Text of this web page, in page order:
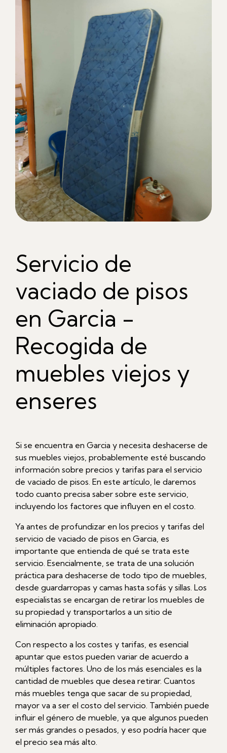
Servicio de
vaciado de pisos
en Garcia -
Recogida de
muebles viejos y
enseres
Si se encuentra en Garcia y necesita deshacerse de
sus muebles viejos, probablemente esté buscando
información sobre precios y tarifas para el servicio
de vaciado de pisos. En este artículo, le daremos
todo cuanto precisa saber sobre este servicio,
incluyendo los factores que influyen en el costo.
Ya antes de profundizar en los precios y tarifas del
servicio de vaciado de pisos en Garcia, es
importante que entienda de qué se trata este
servicio. Esencialmente, se trata de una solución
práctica para deshacerse de todo tipo de muebles,
desde guardarropas y camas hasta sofás y sillas. Los
especialistas se encargan de retirar los muebles de
su propiedad y transportarlos a un sitio de
eliminación apropiado.
Con respecto a los costes y tarifas, es esencial
apuntar que estos pueden variar de acuerdo a
múltiples factores. Uno de los más esenciales es la
cantidad de muebles que desea retirar. Cuantos
más muebles tenga que sacar de su propiedad,
mayor va a ser el costo del servicio. También puede
influir el género de mueble, ya que algunos pueden
ser más grandes o pesados, y eso podría hacer que
el precio sea más alto.